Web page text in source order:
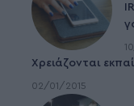
Χρειάζονται
02/01/2015